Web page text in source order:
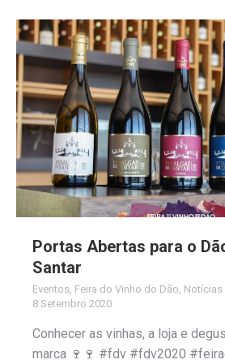
Portas Abertas para o
Santar
Eventos, Feira do Vinho do Dão, Notícias
8 Setembro 2020
Conhecer as vinhas, a loja e
marca 🍷🍷 #fdv #fdv2020